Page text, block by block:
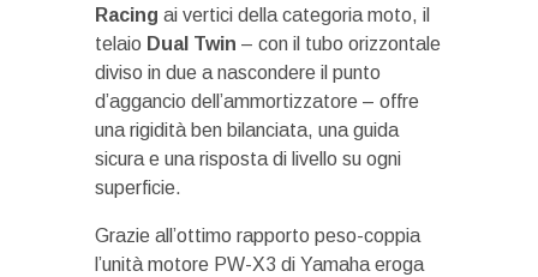
Racing ai vertici della categoria moto, il
telaio Dual Twin – con il tubo orizzontale
diviso in due a nascondere il punto
d’aggancio dell’ammortizzatore – offre
una rigidità ben bilanciata, una guida
sicura e una risposta di livello su ogni
superficie.
Grazie all’ottimo rapporto peso-coppia
l’unità motore PW-X3 di Yamaha eroga